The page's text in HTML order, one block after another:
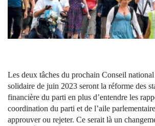
Les deux tâches du prochain Conseil
solidaire de juin 2023 seront la réforme des
financière du parti en plus d’entendre les
coordination du parti et de l’aile
approuver ou rejeter. Ce serait là un